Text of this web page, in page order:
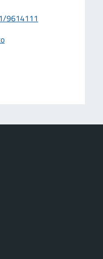
9614111